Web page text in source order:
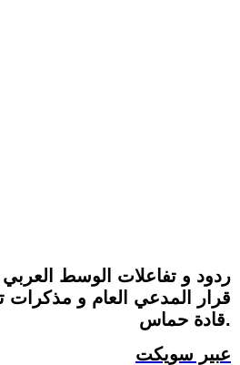
ردود و تفاعلات الوسط
قرار المدعي العام و مذكرات
قادة حماس.
عبير سويكت